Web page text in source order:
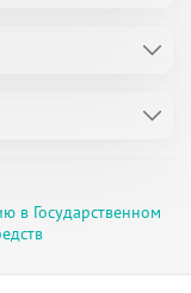
в Государственном